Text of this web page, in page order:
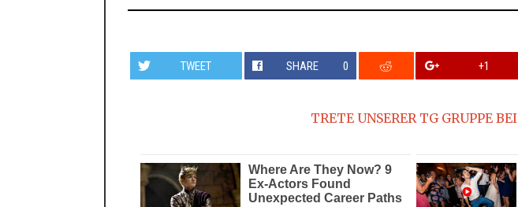
TWEET SHARE 0 +1
TRETE UNSERER TG GRUPPE BEI